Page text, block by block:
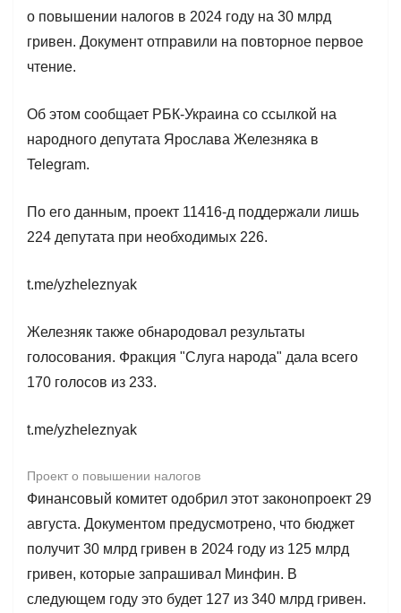
о повышении налогов в 2024 году на 30 млрд
гривен. Документ отправили на повторное первое
чтение.
Об этом сообщает РБК-Украина со ссылкой на
народного депутата Ярослава Железняка в
Telegram.
По его данным, проект 11416-д поддержали лишь
224 депутата при необходимых 226.
t.me/yzheleznyak
Железняк также обнародовал результаты
голосования. Фракция "Слуга народа" дала всего
170 голосов из 233.
t.me/yzheleznyak
Проект о повышении налогов
Финансовый комитет одобрил этот законопроект 29
августа. Документом предусмотрено, что бюджет
получит 30 млрд гривен в 2024 году из 125 млрд
гривен, которые запрашивал Минфин. В
следующем году это будет 127 из 340 млрд гривен.